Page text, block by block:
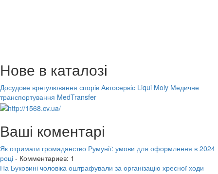
Нове в каталозі
Досудове врегулювання спорів Автосервіс Liqui Moly Медичне
транспортування MedTransfer
Ваші коментарі
Як отримати громадянство Румунії: умови для оформлення в 2024
році - Комментариев: 1
На Буковині чоловіка оштрафували за організацію хресної ходи